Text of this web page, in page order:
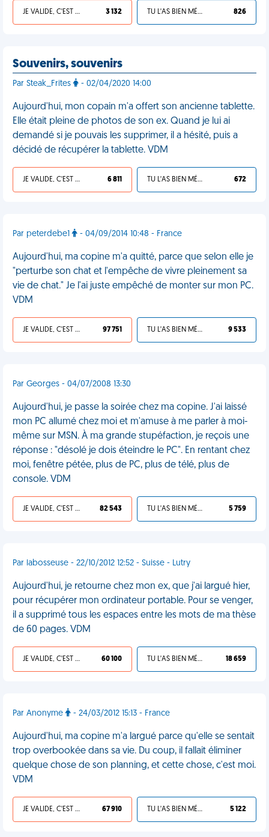
JE VALIDE, C'EST UNE VDM 3 132 TU L'AS BIEN MÉRITÉ 826
Souvenirs, souvenirs
Par Steak_Frites - 02/04/2020 14:00
Aujourd'hui, mon copain m'a offert son ancienne tablette.
Elle était pleine de photos de son ex. Quand je lui ai
demandé si je pouvais les supprimer, il a hésité, puis a
décidé de récupérer la tablette. VDM
JE VALIDE, C'EST UNE VDM 6 811 TU L'AS BIEN MÉRITÉ 672
Par peterdebe1 - 04/09/2014 10:48 - France
Aujourd'hui, ma copine m'a quitté, parce que selon elle je
"perturbe son chat et l'empêche de vivre pleinement sa
vie de chat." Je l'ai juste empêché de monter sur mon PC.
VDM
JE VALIDE, C'EST UNE VDM 97 751 TU L'AS BIEN MÉRITÉ 9 533
Par Georges - 04/07/2008 13:30
Aujourd'hui, je passe la soirée chez ma copine. J'ai laissé
mon PC allumé chez moi et m'amuse à me parler à moi-
même sur MSN. À ma grande stupéfaction, je reçois une
réponse : "désolé je dois éteindre le PC". En rentant chez
moi, fenêtre pétée, plus de PC, plus de télé, plus de
console. VDM
JE VALIDE, C'EST UNE VDM 82 543 TU L'AS BIEN MÉRITÉ 5 759
Par labosseuse - 22/10/2012 12:52 - Suisse - Lutry
Aujourd'hui, je retourne chez mon ex, que j'ai largué hier,
pour récupérer mon ordinateur portable. Pour se venger,
il a supprimé tous les espaces entre les mots de ma thèse
de 60 pages. VDM
JE VALIDE, C'EST UNE VDM 60 100 TU L'AS BIEN MÉRITÉ 18 659
Par Anonyme - 24/03/2012 15:13 - France
Aujourd'hui, ma copine m'a largué parce qu'elle se sentait
trop overbookée dans sa vie. Du coup, il fallait éliminer
quelque chose de son planning, et cette chose, c'est moi.
VDM
JE VALIDE, C'EST UNE VDM 67 910 TU L'AS BIEN MÉRITÉ 5 122